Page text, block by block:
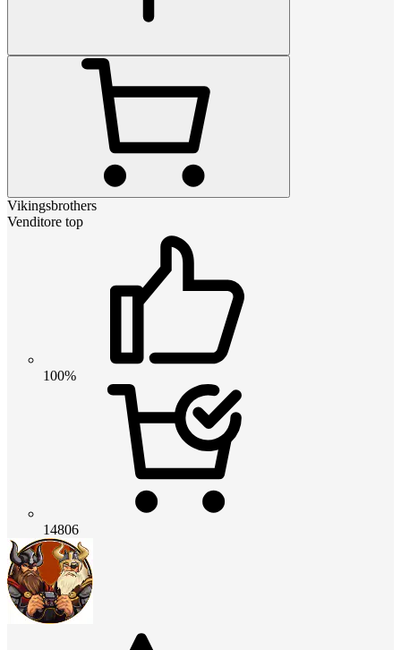
Vikingsbrothers
Venditore top
100%
14806